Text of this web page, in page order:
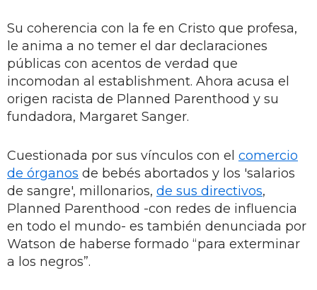
Su coherencia con la fe en Cristo que profesa,
le anima a no temer el dar declaraciones
públicas con acentos de verdad que
incomodan al establishment. Ahora acusa el
origen racista de Planned Parenthood y su
fundadora, Margaret Sanger.
Cuestionada por sus vínculos con el comercio
de órganos de bebés abortados y los 'salarios
de sangre', millonarios, de sus directivos,
Planned Parenthood -con redes de influencia
en todo el mundo- es también denunciada por
Watson de haberse formado “para exterminar
a los negros”.